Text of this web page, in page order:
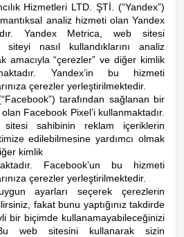
Hizmetleri LTD. ŞTİ. (“Yandex”)
analiz hizmeti olan Yandex
Yandex Metrica, web sitesi
siteyi nasıl kullandıklarını analiz
amacıyla “çerezler” ve diğer kimlik
Yandex’in bu hizmeti
çerezler yerleştirilmektedir.
tarafından sağlanan bir
Facebook Pixel’i kullanmaktadır.
sahibinin reklam içeriklerin
edilebilmesine yardımcı olmak
kimlik
Facebook’un bu hizmeti
çerezler yerleştirilmektedir.
ayarları seçerek çerezlerin
fakat bunu yaptığınız takdirde
bir biçimde kullanamayabileceğinizi
web sitesini kullanarak sizin